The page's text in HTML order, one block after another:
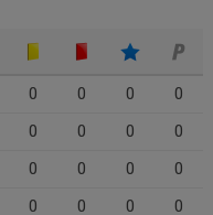
0 0 0
0
0 0 0
0
0 0 0
0
0 0 0
0